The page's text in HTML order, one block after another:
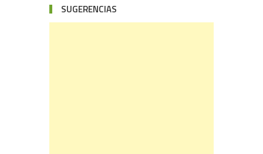
SUGERENCIAS